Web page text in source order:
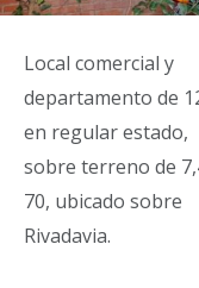
Local comercial y
departamento de
en regular estado,
sobre terreno de
70, ubicado sobre
Rivadavia.